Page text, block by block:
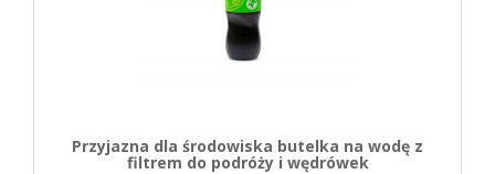
Przyjazna dla środowiska butelka na wodę z
filtrem do podróży i wędrówek